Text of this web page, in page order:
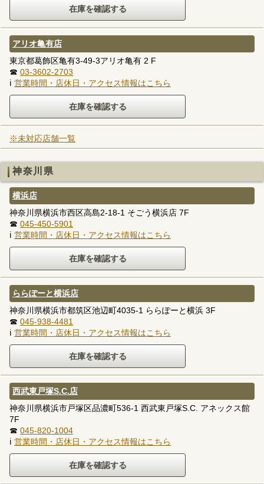
アリオ亀有店
東京都葛飾区亀有3-49-3アリオ亀有 2 F
☎ 03-3602-2703
ℹ 営業時間・店休日・アクセス情報はこちら
※未対応店舗一覧
神奈川県
横浜店
神奈川県横浜市西区高島2-18-1 そごう横浜店 7F
☎ 045-450-5901
ℹ 営業時間・店休日・アクセス情報はこちら
ららぽーと横浜店
神奈川県横浜市都筑区池辺町4035-1 ららぽーと横浜 3F
☎ 045-938-4481
ℹ 営業時間・店休日・アクセス情報はこちら
西武東戸塚S.C.店
神奈川県横浜市戸塚区品濃町536-1 西武東戸塚S.C. アネックス館
7F
☎ 045-820-1004
ℹ 営業時間・店休日・アクセス情報はこちら